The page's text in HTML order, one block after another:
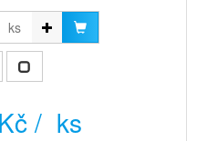
ks
/ ks